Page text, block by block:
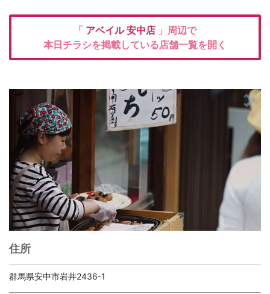
「 アベイル安中店 」周辺で
本日チラシを掲載している店舗一覧を開く
住所
群馬県安中市岩井2436-1